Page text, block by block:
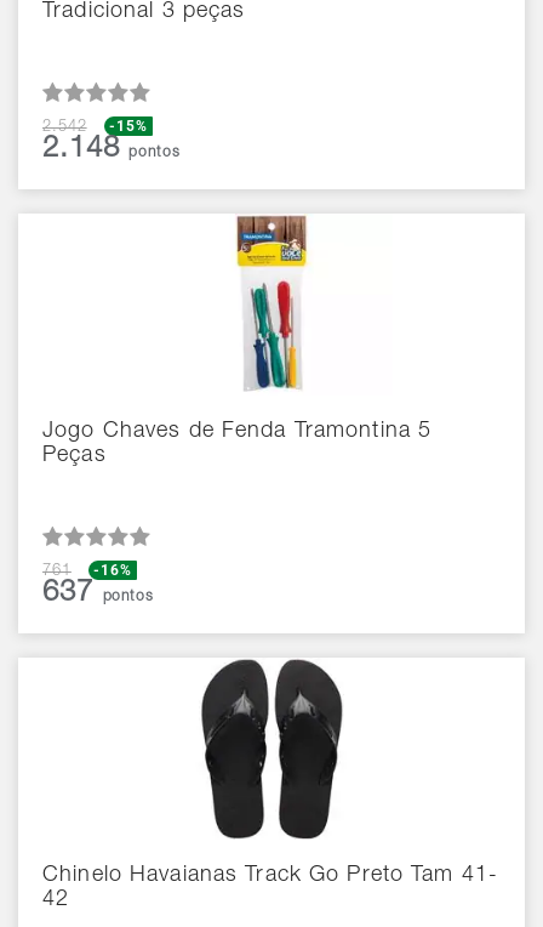
Tradicional 3 peças
2.542 -15%
2.148pontos
Jogo Chaves de Fenda Tramontina 5
Peças
761 -16%
637 pontos
Chinelo Havaianas Track Go Preto Tam 41-
42